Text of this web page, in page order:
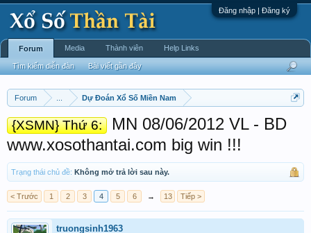
Đăng nhập | Đăng ký
Forum Dự Đoán Xổ Số Miền Nam
{XSMN} Thứ 6:
MN 08/06/2012 VL - BD
www.xosothantai.com big win !!!
Trạng thái chủ đề: Không mở trả lời sau này.
< Trước 1 2 3 4 5 6 → 13 Tiếp >
truongsinh1963
Forum
Tìm kiếm diễn đàn Bài viết gần đây
Media Thành viên Help Links